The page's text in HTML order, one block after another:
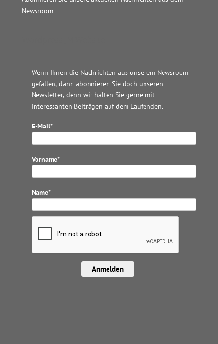
Newsroom
Wenn Ihnen die Nachrichten aus unserem Newsroom
gefallen, dann abonnieren Sie doch unseren
Newsletter, denn wir halten Sie gerne mit
interessanten Beiträgen auf dem Laufenden.
E-Mail*
Vorname*
Name*
Anmelden